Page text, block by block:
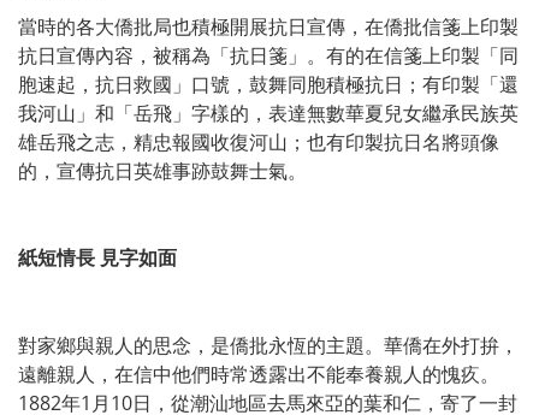
當時的各大僑批局也積極開展抗日宣傳，在僑批信箋上印製
抗日宣傳內容，被稱為「抗日箋」。有的在信箋上印製「同
胞速起，抗日救國」口號，鼓舞同胞積極抗日；有印製「還
我河山」和「岳飛」字樣的，表達無數華夏兒女繼承民族英
雄岳飛之志，精忠報國收復河山；也有印製抗日名將頭像
的，宣傳抗日英雄事跡鼓舞士氣。
紙短情長 見字如面
對家鄉與親人的思念，是僑批永恆的主題。華僑在外打拚，
遠離親人，在信中他們時常透露出不能奉養親人的愧疚。
1882年1月10日，從潮汕地區去馬來亞的葉和仁，寄了一封